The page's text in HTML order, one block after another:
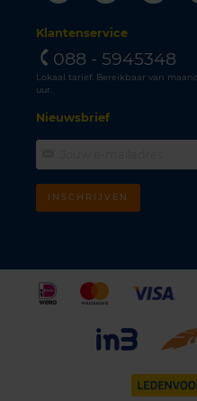
Klantenservice
088 - 5945348
Lokaal tarief. Bereikbaar van
uur.
Nieuwsbrief
INSCHRIJVEN